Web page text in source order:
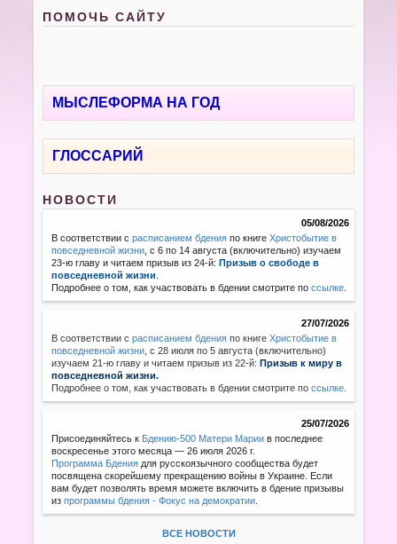
ПОМОЧЬ САЙТУ
МЫСЛЕФОРМА НА ГОД
ГЛОССАРИЙ
НОВОСТИ
05/08/2026
В соответствии срасписанием бдения по книгеХристобытие в
повседневной жизни , с 6 по 14 августа (включительно) изучаем
23-ю главу и читаем призыв из 24-й:Призыв о свободе в
повседневной жизни
Подробнее о том, как участвовать в бдении смотрите поссылке
27/07/2026
В соответствии с расписанием бдения по книгеХристобытие в
повседневной жизни с 28 июля по 5 августа (включительно)
изучаем 21-ю главу и читаем призыв из 22-й:Призыв к миру в
повседневной жизни.
Подробнее о том, как участвовать в бдении смотрите поссылке
25/07/2026
Присоединяйтесь к Бдению-500 Матери Марии в последнее
воскресенье этого месяца — 26 июля 2026 г.
Программа Бдения для русскоязычного сообщества будет
посвящена скорейшему прекращению войны в Украине. Если
вам будет позволять время можете включить в бдение призывы
изпрограммы бдения - Фокус на демократии
ВСЕ НОВОСТИ